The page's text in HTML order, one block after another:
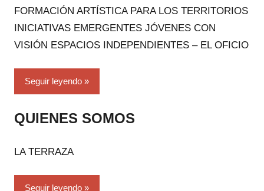
FORMACIÓN ARTÍSTICA PARA LOS TERRITORIOS
INICIATIVAS EMERGENTES JÓVENES CON
VISIÓN ESPACIOS INDEPENDIENTES – EL OFICIO
Seguir leyendo
QUIENES SOMOS
LA TERRAZA
Seguir leyendo